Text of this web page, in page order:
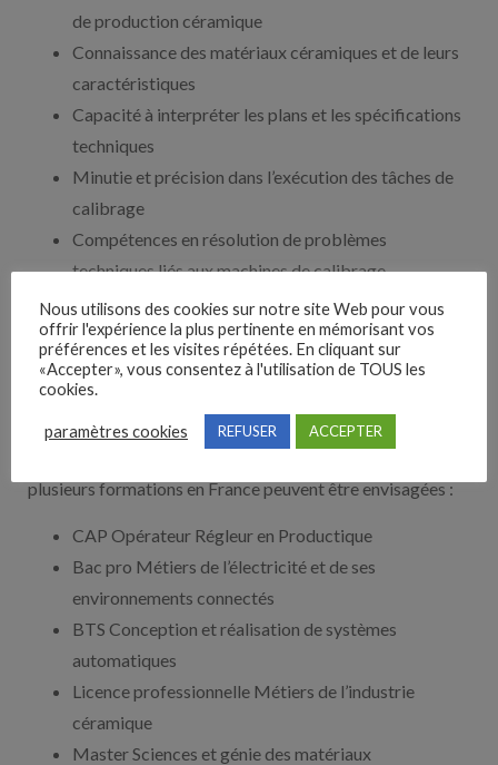
de production céramique
Connaissance des matériaux céramiques et de leurs
caractéristiques
Capacité à interpréter les plans et les spécifications
techniques
Minutie et précision dans l’exécution des tâches de
calibrage
Compétences en résolution de problèmes
techniques liés aux machines de calibrage
Connaissance des normes de sécurité et de qualité
propres à l’industrie céramique
Formation
plusieurs formations en France peuvent être envisagées :
CAP Opérateur Régleur en Productique
Bac pro Métiers de l’électricité et de ses
environnements connectés
BTS Conception et réalisation de systèmes
automatiques
Licence professionnelle Métiers de l’industrie
céramique
Master Sciences et génie des matériaux
Nous utilisons des cookies sur notre site Web pour vous
offrir l'expérience la plus pertinente en mémorisant vos
préférences et les visites répétées. En cliquant sur
«Accepter», vous consentez à l'utilisation de TOUS les
cookies.
paramètres cookies REFUSER ACCEPTER